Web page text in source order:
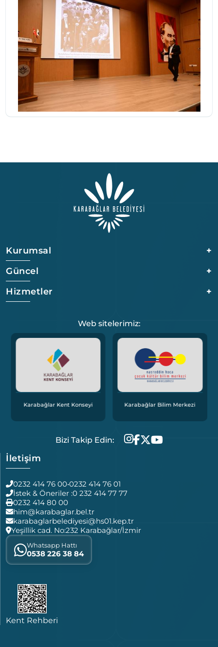
Kurumsal
+
Güncel
+
Hizmetler
+
Web sitelerimiz:
Karabağlar Kent Konseyi Karabağlar Bilim Merkezi
Bizi Takip Edin:
İletişim
0232 414 76 00•0232 414 76 01
İstek & Öneriler :0 232 414 77 77
0232 414 80 00
him@karabaglar.bel.tr
karabaglarbelediyesi@hs01.kep.tr
Yeşillik cad. No:232 Karabağlar/İzmir
Whatsapp Hattı
0538 226 38 84
Kent Rehberi